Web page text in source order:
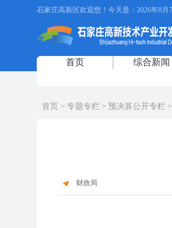
首页 > 专题专栏 > 预决算公开专栏 >
财政局